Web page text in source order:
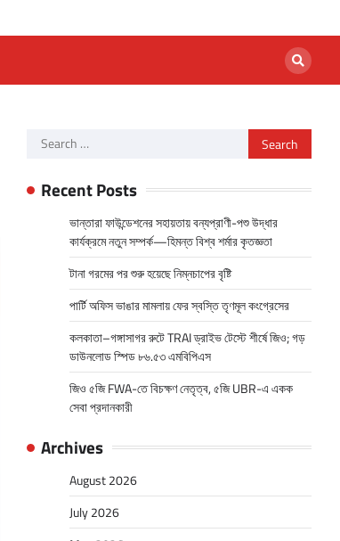
Search
Recent Posts
ভান্তারা ফাউন্ডেশনের সহায়তায় বন্যপ্রাণী-পশু উদ্ধার
কার্যক্রমে নতুন সম্পর্ক—হিমন্ত বিশ্ব শর্মার কৃতজ্ঞতা
টানা গরমের পর শুরু হয়েছে নিম্নচাপের বৃষ্টি
পার্টি অফিস ভাঙার মামলায় ফের স্বস্তি তৃণমূল কংগ্রেসের
কলকাতা–গঙ্গাসাগর রুটে TRAI ড্রাইভ টেস্টে শীর্ষে জিও; গড়
ডাউনলোড স্পিড ৮৬.৫৩ এমবিপিএস
জিও ৫জি FWA-তে বিচক্ষণ নেতৃত্ব, ৫জি UBR-এ একক
সেবা প্রদানকারী
Archives
August 2026
July 2026